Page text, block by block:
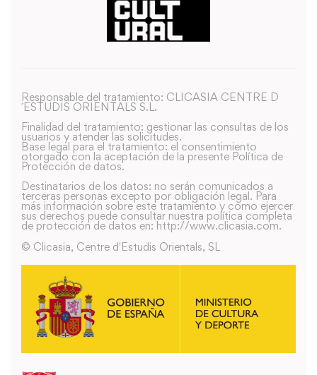
Responsable del tratamiento: CLICASIA CENTRE D
´ESTUDIS ORIENTALS S.L.
Finalidad del tratamiento: gestionar las consultas de los
usuarios y atender las solicitudes.
Base legal para el tratamiento: el consentimiento
otorgado con la aceptación de la presente Política de
Protección de datos.
Destinatarios de los datos: no serán comunicados a
terceras personas excepto por obligación legal. Para
más información sobre este tratamiento y como ejercer
sus derechos puede consultar nuestra política completa
de protección de datos en: http://www.clicasia.com.
© Clicasia, Centre d'Estudis Orientals, SL